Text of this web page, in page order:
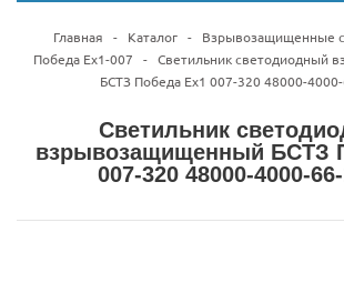
Главная - Каталог - Взрывозащищенные
Победа Ex1-007
- Светильник светодиодный
БСТЗ Победа Ex1 007-320 48000-
Светильник
взрывозащищенный БСТЗ
007-320 48000-4000-